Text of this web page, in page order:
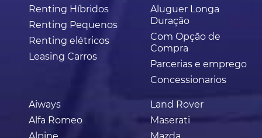
Renting Híbridos
Renting Pequenos
Renting elétricos
Leasing Carros
Aiways
Alfa Romeo
Land Rover
Maserati
Aluguer Longa
Duração
Com Opção de
Compra
Parcerias e emprego
Concessionarios